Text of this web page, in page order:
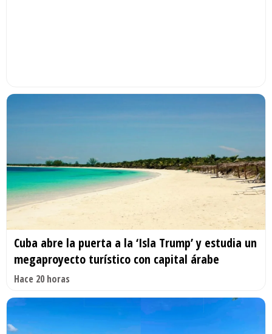
Cuba abre la puerta a la ‘Isla Trump’ y estudia un
megaproyecto turístico con capital árabe
Hace 20 horas